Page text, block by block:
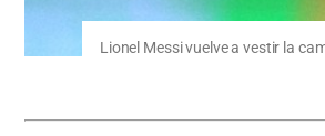
Lionel Messi vuelve a vestir la